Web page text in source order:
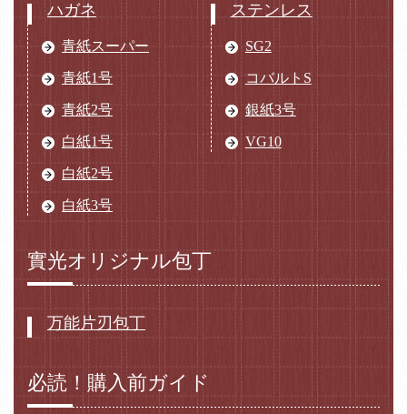
ハガネ
青紙スーパー
青紙1号
青紙2号
白紙1号
白紙2号
白紙3号
ステンレス
SG2
コバルトS
銀紙3号
VG10
實光オリジナル包丁
万能片刃包丁
必読！購入前ガイド